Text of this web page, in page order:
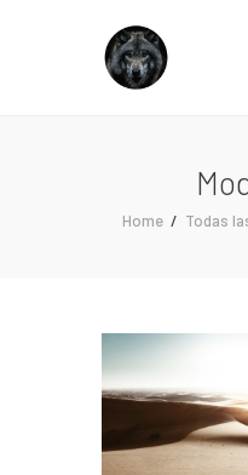
Home Todas
NACHO SURROCA
🐺 MARKETING PALEOLÍTICO para
Contacto